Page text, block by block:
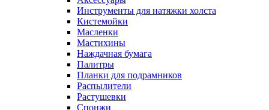
Инструменты для натяжки холста
Кистемойки
Масленки
Мастихины
Наждачная бумага
Палитры
Планки для подрамников
Распылители
Растушевки
Спонжи